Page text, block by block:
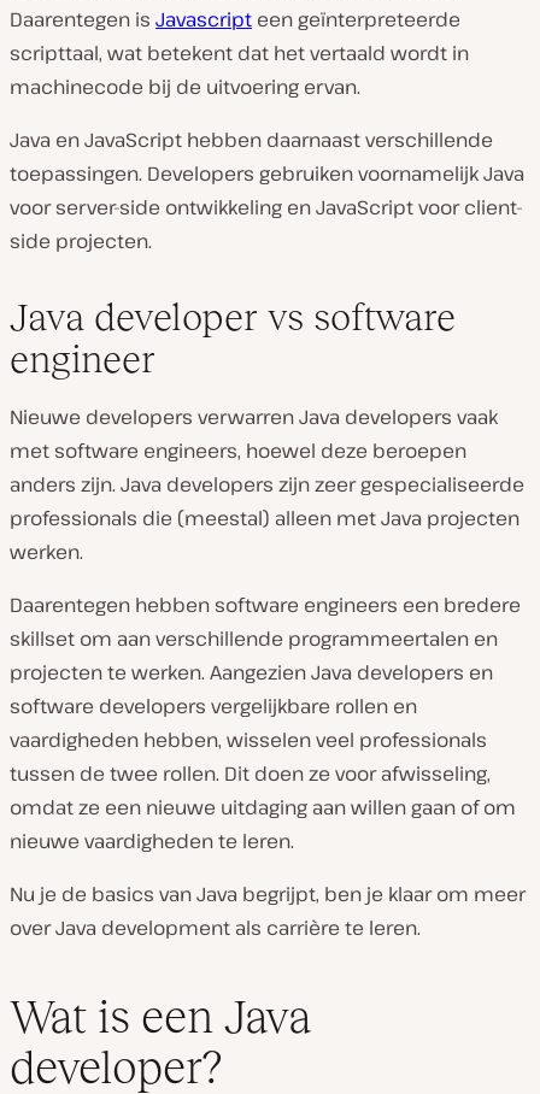
Daarentegen is Javascript een geïnterpreteerde
scripttaal, wat betekent dat het vertaald wordt in
machinecode bij de uitvoering ervan.
Java en JavaScript hebben daarnaast verschillende
toepassingen. Developers gebruiken voornamelijk Java
voor server-side ontwikkeling en JavaScript voor client-
side projecten.
Java developer vs software
engineer
Nieuwe developers verwarren Java developers vaak
met software engineers, hoewel deze beroepen
anders zijn. Java developers zijn zeer gespecialiseerde
professionals die (meestal) alleen met Java projecten
werken.
Daarentegen hebben software engineers een bredere
skillset om aan verschillende programmeertalen en
projecten te werken. Aangezien Java developers en
software developers vergelijkbare rollen en
vaardigheden hebben, wisselen veel professionals
tussen de twee rollen. Dit doen ze voor afwisseling,
omdat ze een nieuwe uitdaging aan willen gaan of om
nieuwe vaardigheden te leren.
Nu je de basics van Java begrijpt, ben je klaar om meer
over Java development als carrière te leren.
Wat is een Java
developer?